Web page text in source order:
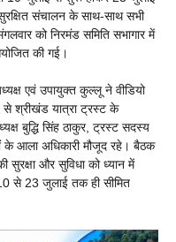
संचालन के साथ-साथ सभी
को निरमंड समिति सभागार में
की गई।
एवं उपायुक्त कुल्लू ने वीडियो
श्रीखंड यात्रा ट्रस्ट के
बुद्धि सिंह ठाकुर, ट्रस्ट सदस्य
के आला अधिकारी मौजूद रहे। बैठक
सुरक्षा और सुविधा को ध्यान में
से 23 जुलाई तक ही सीमित